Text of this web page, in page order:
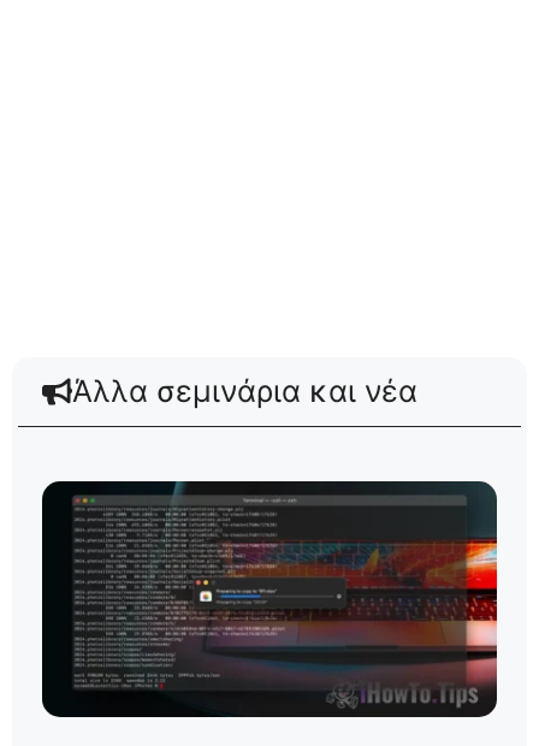
Άλλα σεμινάρια και νέα